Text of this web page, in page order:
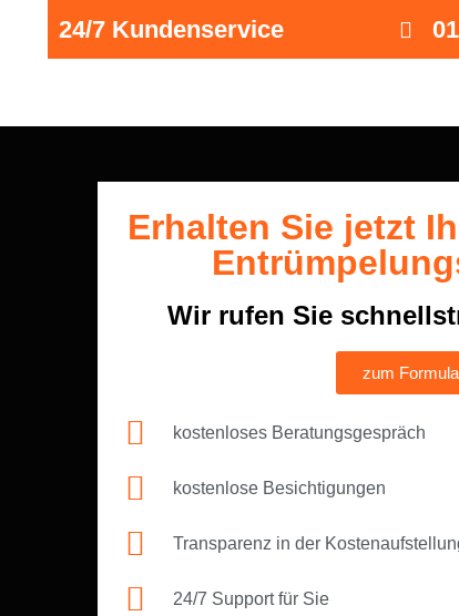
24/7 Kundenservice
Erhalten Sie jetzt
Wir rufen Sie
zum
kostenloses Beratungsgespräch
kostenlose Besichtigungen
Transparenz in der
24/7 Support für Sie